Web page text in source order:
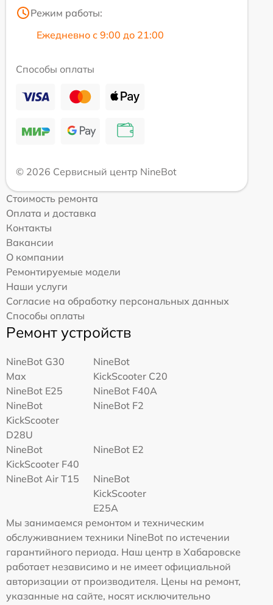
Режим работы:
Ежедневно с 9:00 до 21:00
Способы оплаты
© 2026 Сервисный центр NineBot
Стоимость ремонта
Оплата и доставка
Контакты
Вакансии
О компании
Ремонтируемые модели
Наши услуги
Согласие на обработку персональных данных
Способы оплаты
Ремонт устройств
NineBot G30
Max
NineBot
KickScooter C20
NineBot E25
NineBot F40A
NineBot
KickScooter
D28U
NineBot F2
NineBot
KickScooter F40
NineBot E2
NineBot Air T15
NineBot
KickScooter
E25A
Мы занимаемся ремонтом и техническим
обслуживанием техники NineBot по истечении
гарантийного периода. Наш центр в Хабаровске
работает независимо и не имеет официальной
авторизации от производителя. Цены на ремонт,
указанные на сайте, носят исключительно